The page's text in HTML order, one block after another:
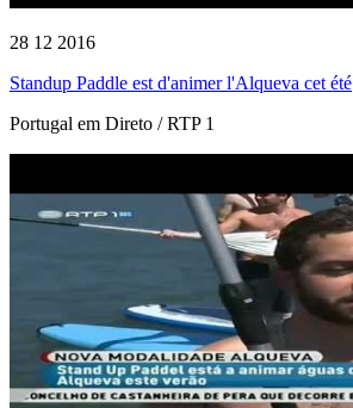
28 12 2016
Standup Paddle est d'animer l'Alqueva cet été
Portugal em Direto / RTP 1